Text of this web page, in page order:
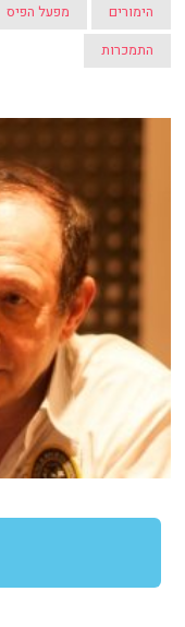
הימורים מפעל הפיס
התמכרות